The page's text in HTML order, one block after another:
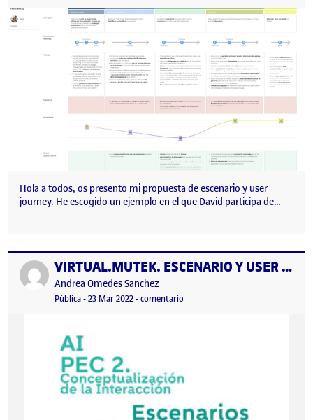
Hola a todos, os presento mi propuesta de escenario y user
journey. He escogido un ejemplo en el que David participa de…
Publicado por VIRTUAL.MUTEK. ESCENARIO Y USER JOURNEY
Publicado por
Andrea Omedes Sanchez
Visibilidad:
Pública-Fecha de publicación
23 Mar 20226 abril, 2022 8:29 am
-comentario